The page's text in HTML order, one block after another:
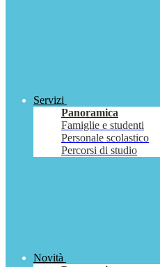
Servizi
Panoramica
Famiglie e studenti
Personale scolastico
Percorsi di studio
Novità